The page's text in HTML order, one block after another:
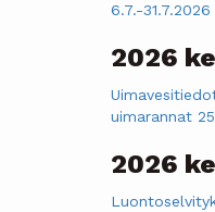
6.7.-31.7.2026
2026
uimarannat
2026